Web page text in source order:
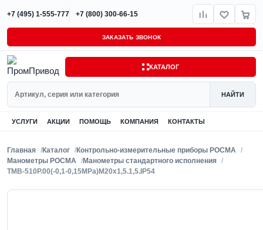
+7 (495) 1-555-777 +7 (800) 300-66-15
ЗАКАЗАТЬ ЗВОНОК
КАТАЛОГ
НАЙТИ
УСЛУГИ АКЦИИ ПОМОЩЬ КОМПАНИЯ КОНТАКТЫ
Главная Каталог
Контрольно-измерительные приборы РОСМА
Манометры РОСМА
Манометры стандартного исполнения
ТМВ-510Р.00(-0,1-0,15MPa)M20x1,5.1,5.IP54